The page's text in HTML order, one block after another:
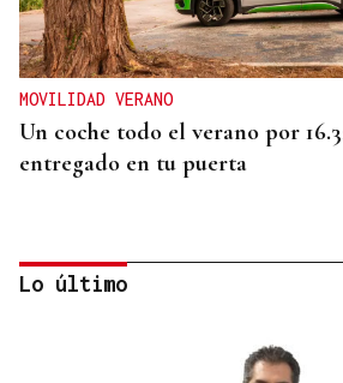
MOVILIDAD VERANO
Un coche todo el verano por
entregado en tu puerta
Lo último